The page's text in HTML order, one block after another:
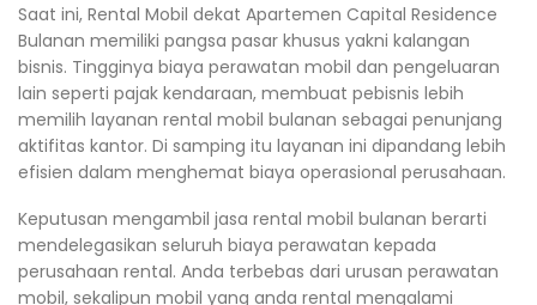
Saat ini, Rental Mobil dekat Apartemen Capital Residence
Bulanan memiliki pangsa pasar khusus yakni kalangan
bisnis. Tingginya biaya perawatan mobil dan pengeluaran
lain seperti pajak kendaraan, membuat pebisnis lebih
memilih layanan rental mobil bulanan sebagai penunjang
aktifitas kantor. Di samping itu layanan ini dipandang lebih
efisien dalam menghemat biaya operasional perusahaan.
Keputusan mengambil jasa rental mobil bulanan berarti
mendelegasikan seluruh biaya perawatan kepada
perusahaan rental. Anda terbebas dari urusan perawatan
mobil, sekalipun mobil yang anda rental mengalami